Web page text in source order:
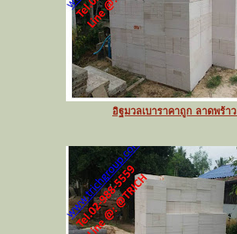
อิฐมวลเบาราคาถูก ลาดพร้าว